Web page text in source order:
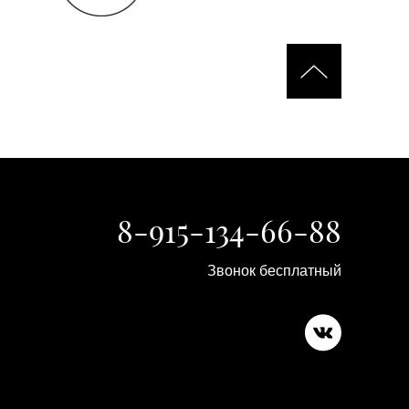
8-915-134-66-88
Звонок бесплатный